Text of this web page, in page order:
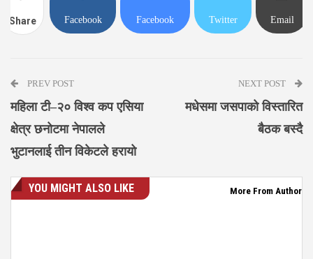
Share Facebook Facebook Twitter Email
PREV POST
महिला टी–२० विश्व कप एसिया
क्षेत्र छनोटमा नेपालले
भुटानलाई तीन विकेटले हरायो
NEXT POST
मधेसमा जसपाको विस्तारित
बैठक बस्दै
YOU MIGHT ALSO LIKE More From Author